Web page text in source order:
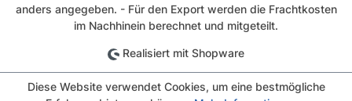
anders angegeben. - Für den Export werden die Frachtkosten
im Nachhinein berechnet und mitgeteilt.
Realisiert mit Shopware
Diese Website verwendet Cookies, um eine bestmögliche